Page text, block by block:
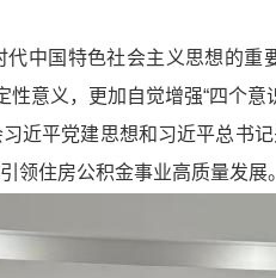
中国特色社会主义思想的
意义，更加自觉增强“四个意
近平党建思想和习近平总书
领住房公积金事业高质量发展。